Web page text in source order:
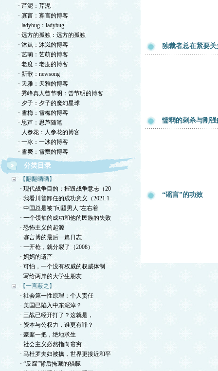
· 芹泥：芹泥
· 寡言：寡言的博客
· ladybug：ladybug
· 远方的孤独：远方的孤独
· 沐岚：沐岚的博客
· 艺萌：艺萌的博客
· 老度：老度的博客
· 新歌：newsong
· 天雅：天雅的博客
· 秀峰真人曾节明：曾节明的博客
· 夕子：夕子的魔幻星球
· 雪梅：雪梅的博客
· 思芦：思芦随笔
· 人参花：人参花的博客
· 一冰：一冰的博客
· 雪窦：雪窦的博客
分类目录
【翻翻晒晒】
· 现代战争目的：摧毁战争意志（20
· 我看川普卸任的成功意义（2021.1
· 中国总是被“问题男人”左右着
· 一个领袖的成功和他的民族的失败
· 恐怖主义的起源
· 寡言博的最后一篇日志
· 一开枪，就分裂了（2008）
· 妈妈的遗产
· 可怕，一个没有权威的权威体制
· 写给两岸的大学生朋友
【一言蔽之】
· 社会第一性原理：个人责任
· 美国已陷入中东泥淖？
· 三战已经开打了？这就是，
· 资本与公权力，谁更有罪？
· 豪赌一把，绝地求生
· 社会主义必然指向贫穷
· 马杜罗夫妇被擒，世界更接近和平
· “反腐”背后掩藏的猫腻
独裁者总在紧要
懦弱的刺杀与刚
“谣言”的功效